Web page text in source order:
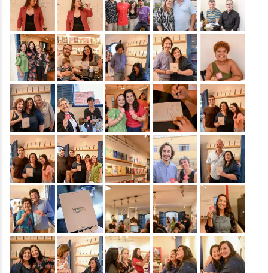
&nbsp; &nbsp; &nbsp; &nbsp; &nbsp;
&nbsp; &nbsp; &nbsp; &nbsp; &nbsp;
&nbsp; &nbsp; &nbsp; &nbsp; &nbsp;
&nbsp; &nbsp; &nbsp; &nbsp; &nbsp;
&nbsp; &nbsp; &nbsp; &nbsp; &nbsp;